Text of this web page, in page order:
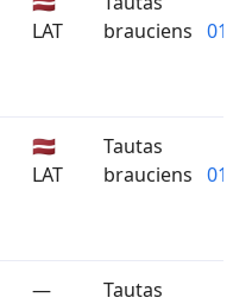
LAT
brauciens
🇱🇻
LAT
Tautas
brauciens
—
Tautas